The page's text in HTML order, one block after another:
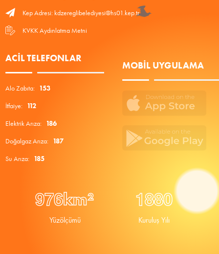
Kep Adresi: kdzereglibelediyesi@hs01.kep.tr
KVKK Aydınlatma Metni
ACIL TELEFONLAR
Alo Zabıta: 153
İtfaiye: 112
Elektrik Arıza: 186
Doğalgaz Arıza: 187
Su Arıza: 185
MOBIL UYGULAMA
976km²
Yüzölçümü
1880
Kuruluş Yılı